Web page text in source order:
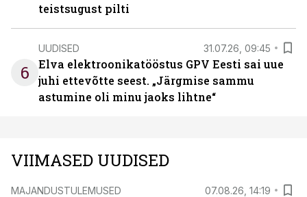
teistsugust pilti
6
UUDISED 31.07.26, 09:45
Elva elektroonikatööstus GPV Eesti sai uue
juhi ettevõtte seest. „Järgmise sammu
astumine oli minu jaoks lihtne“
VIIMASED UUDISED
MAJANDUSTULEMUSED 07.08.26, 14:19